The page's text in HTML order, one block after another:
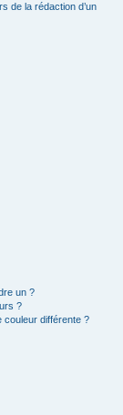
de la rédaction d’un
un ?
?
couleur différente ?